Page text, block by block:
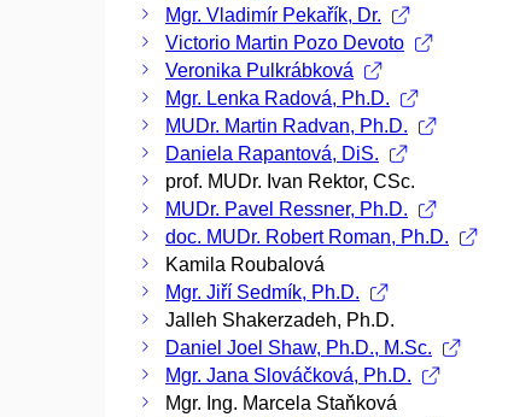
Mgr. Vladimír Pekařík, Dr.
Victorio Martin Pozo Devoto
Veronika Pulkrábková
Mgr. Lenka Radová, Ph.D.
MUDr. Martin Radvan, Ph.D.
Daniela Rapantová, DiS.
prof. MUDr. Ivan Rektor, CSc.
MUDr. Pavel Ressner, Ph.D.
doc. MUDr. Robert Roman, Ph.D.
Kamila Roubalová
Mgr. Jiří Sedmík, Ph.D.
Jalleh Shakerzadeh, Ph.D.
Daniel Joel Shaw, Ph.D., M.Sc.
Mgr. Jana Slováčková, Ph.D.
Mgr. Ing. Marcela Staňková